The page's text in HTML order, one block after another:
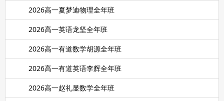
2026高一夏梦迪物理全年班
2026高一英语龙坚全年班
2026高一有道数学胡源全年班
2026高一有道英语李辉全年班
2026高一赵礼显数学全年班